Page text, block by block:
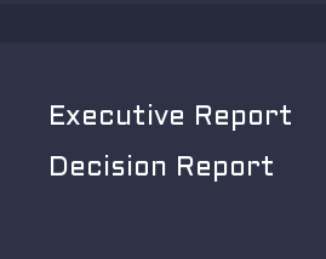
Executive Report
Decision Report